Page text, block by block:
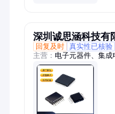
深圳诚思涵科技有
回复及时 真实性已核验
主营： 电子元器件、集成
控制器、场效应管、运
器